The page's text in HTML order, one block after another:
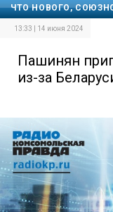
ЧТО НОВОГО,
13:33 | 14 июня 2024
Пашинян
из-за